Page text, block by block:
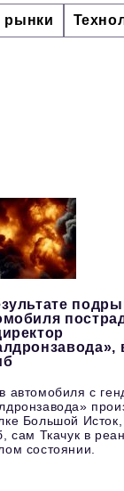
рынки
автомобиля с
Большой
сам Ткачук в
состоянии.